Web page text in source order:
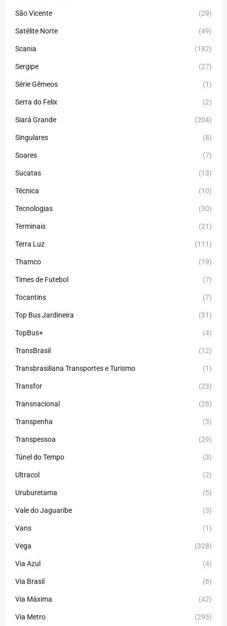
São Vicente (29)
Satélite Norte (49)
Scania (182)
Sergipe (27)
Série Gêmeos (1)
Serra do Felix (2)
Siará Grande (204)
Singulares (8)
Soares (7)
Sucatas (13)
Técnica (10)
Tecnologias (30)
Terminais (21)
Terra Luz (111)
Thamco (19)
Times de Futebol (7)
Tocantins (7)
Top Bus Jardineira (31)
TopBus+ (4)
TransBrasil (12)
Transbrasiliana Transportes e Turismo (1)
Transfor (23)
Transnacional (28)
Transpenha (3)
Transpessoa (29)
Túnel do Tempo (3)
Ultracol (2)
Uruburetama (5)
Vale do Jaguaribe (3)
Vans (1)
Vega (328)
Via Azul (4)
Via Brasil (6)
Via Máxima (42)
Via Metro (295)